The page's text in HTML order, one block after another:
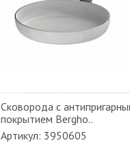
Сковорода с
покрытием Bergho..
Артикул: 3950605